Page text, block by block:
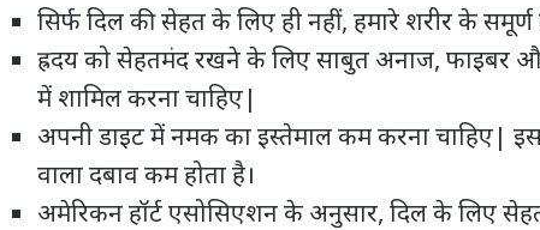
सिर्फ दिल की सेहत के लिए ही नहीं, हमारे शरीर के
ह्रदय को सेहतमंद रखने के लिए साबुत अनाज,
में शामिल करना चाहिए|
अपनी डाइट में नमक का इस्तेमाल कम करना चाहिए|
वाला दबाव कम होता है।
अमेरिकन हॉर्ट एसोसिएशन के अनुसार, दिल के लिए